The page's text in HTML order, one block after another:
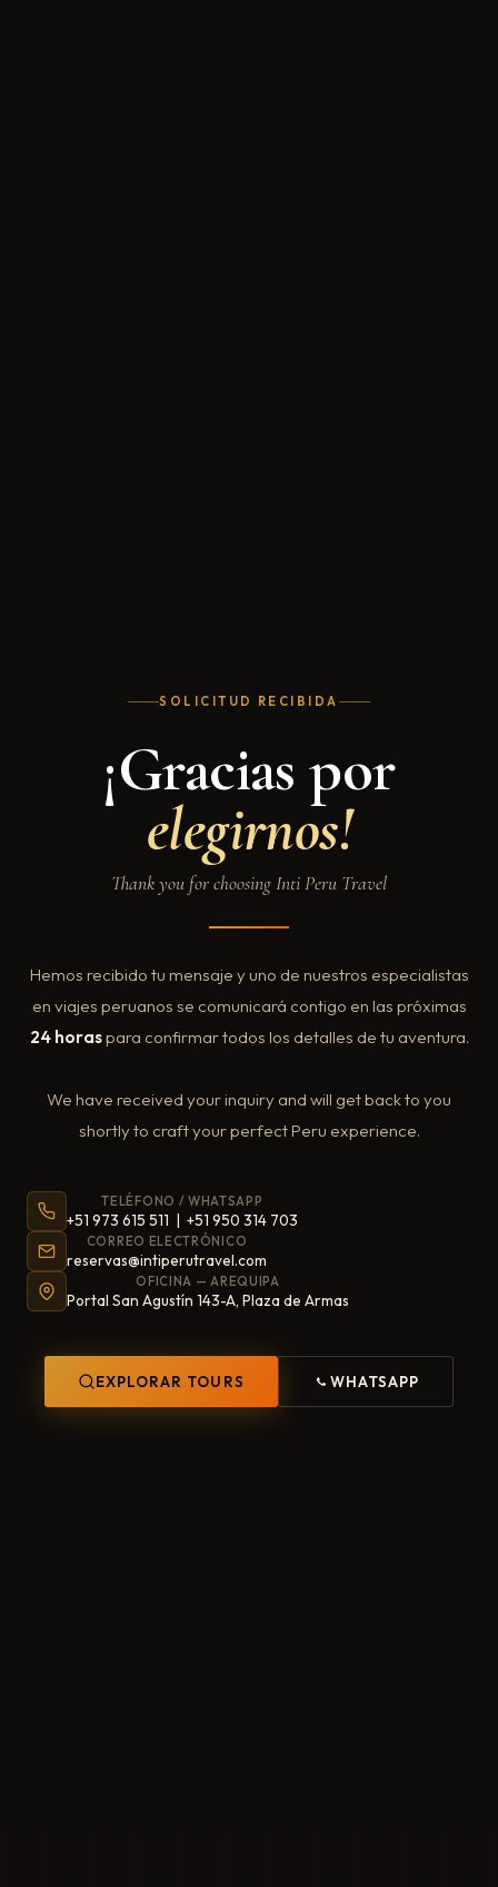
SOLICITUD RECIBIDA
¡Gracias por
elegirnos!
Thank you for choosing Inti Peru Travel
Hemos recibido tu mensaje y uno de nuestros especialistas
en viajes peruanos se comunicará contigo en las próximas
24 horaspara confirmar todos los detalles de tu aventura.
We have received your inquiry and will get back to you
shortly to craft your perfect Peru experience.
TELÉFONO / WHATSAPP
+51 973 615 511 | +51 950 314 703
CORREO ELECTRÓNICO
reservas@intiperutravel.com
OFICINA — AREQUIPA
Portal San Agustín 143-A, Plaza de Armas
EXPLORAR TOURS WHATSAPP